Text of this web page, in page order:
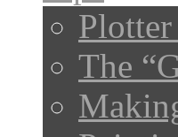
The